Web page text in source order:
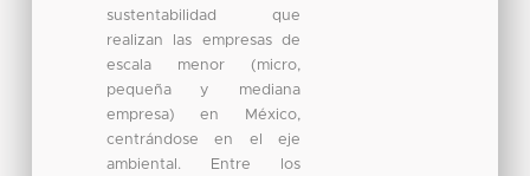
sustentabilidad que
realizan las empresas de
escala menor (micro,
pequeña y mediana
empresa) en México,
centrándose en el eje
ambiental. Entre los